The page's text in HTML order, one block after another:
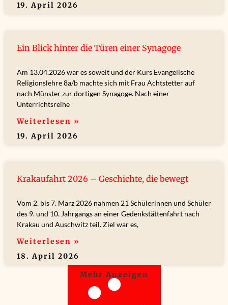
19. April 2026
Ein Blick hinter die Türen einer Synagoge
Am 13.04.2026 war es soweit und der Kurs Evangelische
Religionslehre 8a/b machte sich mit Frau Achtstetter auf
nach Münster zur dortigen Synagoge. Nach einer
Unterrichtsreihe
Weiterlesen »
19. April 2026
Krakaufahrt 2026 – Geschichte, die bewegt
Vom 2. bis 7. März 2026 nahmen 21 Schülerinnen und Schüler
des 9. und 10. Jahrgangs an einer Gedenkstättenfahrt nach
Krakau und Auschwitz teil. Ziel war es,
Weiterlesen »
18. April 2026
Mehr Anzeigen